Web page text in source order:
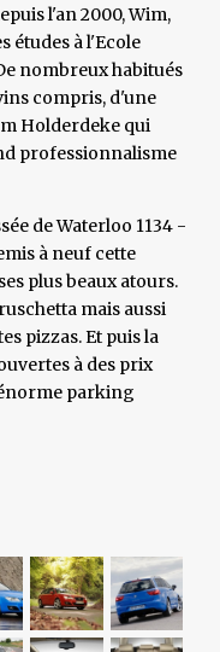
l'an 2000, Wim,
études à l'Ecole
nombreux habitués
compris, d'une
Holderdeke qui
professionnalisme
de Waterloo 1134 -
à neuf cette
plus beaux atours.
mais aussi
pizzas. Et puis la
à des prix
parking